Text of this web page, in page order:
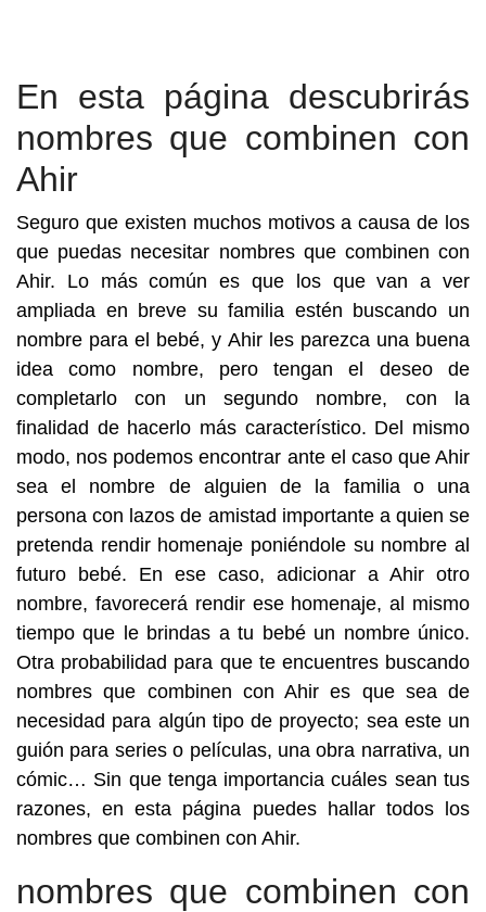
En esta página descubrirás
nombres que combinen con
Ahir
Seguro que existen muchos motivos a causa de los
que puedas necesitar nombres que combinen con
Ahir. Lo más común es que los que van a ver
ampliada en breve su familia estén buscando un
nombre para el bebé, y Ahir les parezca una buena
idea como nombre, pero tengan el deseo de
completarlo con un segundo nombre, con la
finalidad de hacerlo más característico. Del mismo
modo, nos podemos encontrar ante el caso que Ahir
sea el nombre de alguien de la familia o una
persona con lazos de amistad importante a quien se
pretenda rendir homenaje poniéndole su nombre al
futuro bebé. En ese caso, adicionar a Ahir otro
nombre, favorecerá rendir ese homenaje, al mismo
tiempo que le brindas a tu bebé un nombre único.
Otra probabilidad para que te encuentres buscando
nombres que combinen con Ahir es que sea de
necesidad para algún tipo de proyecto; sea este un
guión para series o películas, una obra narrativa, un
cómic… Sin que tenga importancia cuáles sean tus
razones, en esta página puedes hallar todos los
nombres que combinen con Ahir.
nombres que combinen con